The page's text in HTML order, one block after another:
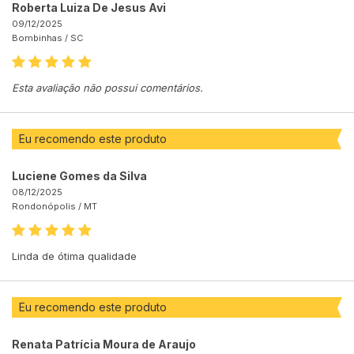
Roberta Luiza De Jesus Avi
09/12/2025
Bombinhas / SC
Esta avaliação não possui comentários.
Eu recomendo este produto
Luciene Gomes da Silva
08/12/2025
Rondonópolis / MT
Linda de ótima qualidade
Eu recomendo este produto
Renata Patrícia Moura de Araujo